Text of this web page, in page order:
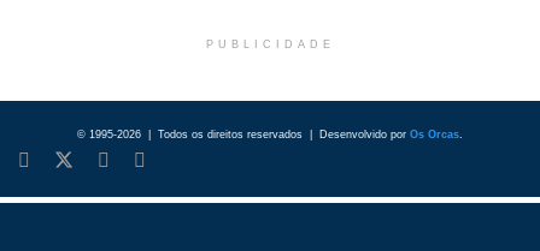
PUBLICIDADE
© 1995-2026 | Todos os direitos reservados | Desenvolvido por Os Orcas